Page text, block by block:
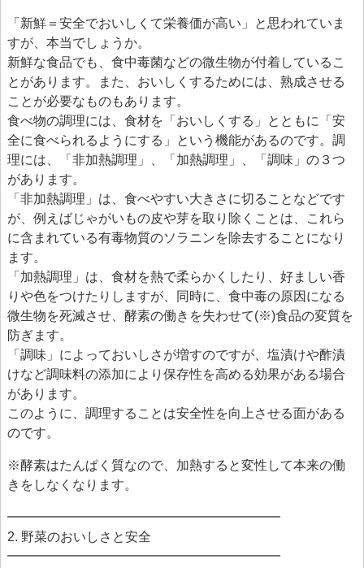
> 食品安全委員会による評価書・QA等一覧（50音順）
> 食品安全委員会が評価した化学物質の毒性評価情報
> 食品ハザード情報ハブ
> 世界の情報
食品健康影響評価のためのリスクプロファイル
ファクトシート（科学的知見に基く概要書）
食品安全モニター
食品安全モニター
「新鮮＝安全でおいしくて栄養価が高い」と思われていま
すが、本当でしょうか。
新鮮な食品でも、食中毒菌などの微生物が付着しているこ
とがあります。また、おいしくするためには、熟成させる
ことが必要なものもあります。
食べ物の調理には、食材を「おいしくする」とともに「安
全に食べられるようにする」という機能があるのです。調
理には、「非加熱調理」、「加熱調理」、「調味」の３つ
があります。
「非加熱調理」は、食べやすい大きさに切ることなどです
が、例えばじゃがいもの皮や芽を取り除くことは、これら
に含まれている有毒物質のソラニンを除去することになり
ます。
「加熱調理」は、食材を熱で柔らかくしたり、好ましい香
りや色をつけたりしますが、同時に、食中毒の原因になる
微生物を死滅させ、酵素の働きを失わせて(※)食品の変質を
防ぎます。
「調味」によっておいしさが増すのですが、塩漬けや酢漬
けなど調味料の添加により保存性を高める効果がある場合
があります。
このように、調理することは安全性を向上させる面がある
のです。
※酵素はたんぱく質なので、加熱すると変性して本来の働
きをしなくなります。
━━━━━━━━━━━━━━━━━━━━━
2. 野菜のおいしさと安全
━━━━━━━━━━━━━━━━━━━━━